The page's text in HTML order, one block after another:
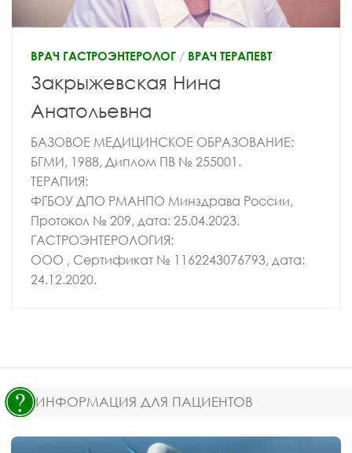
ВРАЧ ГАСТРОЭНТЕРОЛОГ / ВРАЧ ТЕРАПЕВТ
Закрыжевская Нина
Анатольевна
БАЗОВОЕ МЕДИЦИНСКОЕ ОБРАЗОВАНИЕ:
БГМИ, 1988, Диплом ПВ № 255001.
ТЕРАПИЯ:
ФГБОУ ДПО РМАНПО Минздрава России,
Протокол № 209, дата: 25.04.2023.
ГАСТРОЭНТЕРОЛОГИЯ:
ООО , Сертификат № 1162243076793, дата:
24.12.2020.
ИНФОРМАЦИЯ ДЛЯ ПАЦИЕНТОВ